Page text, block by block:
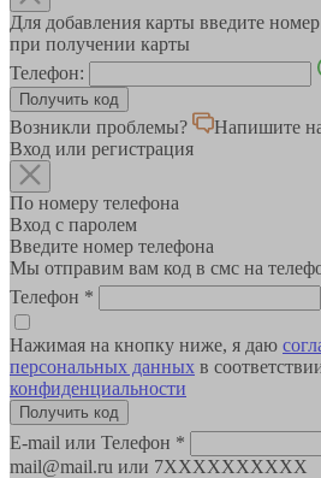
Для добавления карты введите
при получении карты
Телефон:
Возникли проблемы?
Напишите
Вход или регистрация
По номеру телефона
Вход с паролем
Введите номер телефона
Мы отправим вам код в смс на
Телефон *
Нажимая на кнопку ниже, я даю
персональных данных в
конфиденциальности
E-mail или Телефон *
mail@mail.ru или 7XXXXXXXXXX